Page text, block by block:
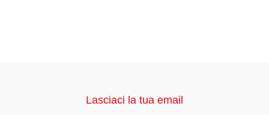
Lasciaci la tua email